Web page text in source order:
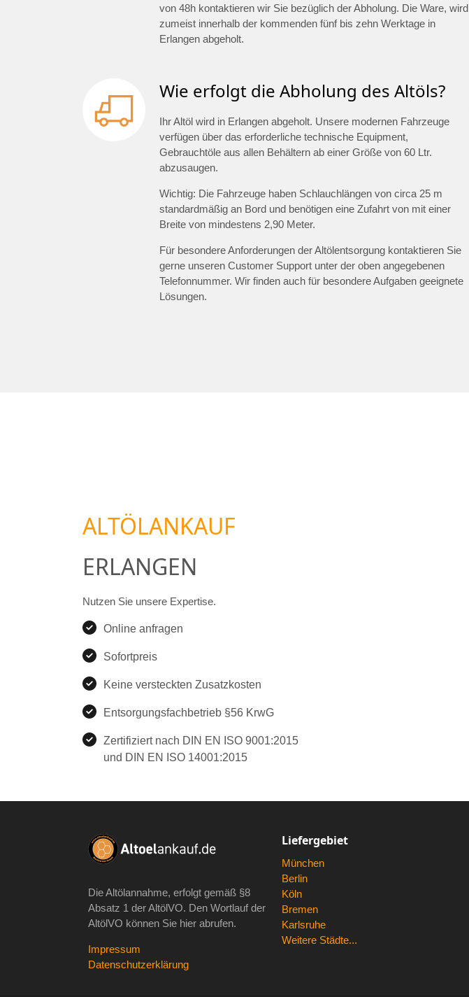
von 48h kontaktieren wir Sie bezüglich der Abholung. Die Ware, wird
zumeist innerhalb der kommenden fünf bis zehn Werktage in
Erlangen abgeholt.
Wie erfolgt die Abholung des Altöls?
Ihr Altöl wird in Erlangen abgeholt. Unsere modernen Fahrzeuge
verfügen über das erforderliche technische Equipment,
Gebrauchtöle aus allen Behältern ab einer Größe von 60 Ltr.
abzusaugen.
Wichtig: Die Fahrzeuge haben Schlauchlängen von circa 25 m
standardmäßig an Bord und benötigen eine Zufahrt von mit einer
Breite von mindestens 2,90 Meter.
Für besondere Anforderungen der Altölentsorgung kontaktieren Sie
gerne unseren Customer Support unter der oben angegebenen
Telefonnummer. Wir finden auch für besondere Aufgaben geeignete
Lösungen.
ALTÖLANKAUF
ERLANGEN
Nutzen Sie unsere Expertise.
Online anfragen
Sofortpreis
Keine versteckten Zusatzkosten
Entsorgungsfachbetrieb §56 KrwG
Zertifiziert nach DIN EN ISO 9001:2015
und DIN EN ISO 14001:2015
Die Altölannahme, erfolgt gemäß §8
Absatz 1 der AltölVO. Den Wortlauf der
AltölVO können Sie hier abrufen.
Impressum
Datenschutzerklärung
Liefergebiet
München
Berlin
Köln
Bremen
Karlsruhe
Weitere Städte...